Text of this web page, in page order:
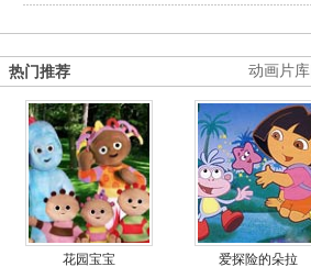
动画片库
热门推荐
花园宝宝 爱探险的朵拉